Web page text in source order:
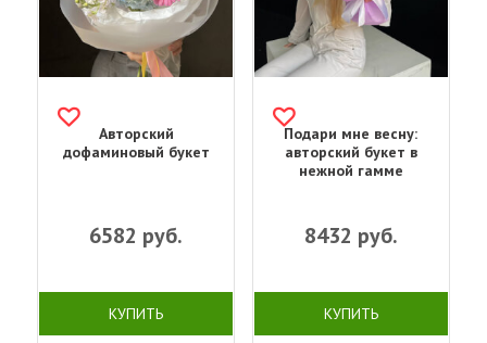
Авторский
дофаминовый букет
6582 руб.
КУПИТЬ
Подари мне весну:
авторский букет в
нежной гамме
8432 руб.
КУПИТЬ